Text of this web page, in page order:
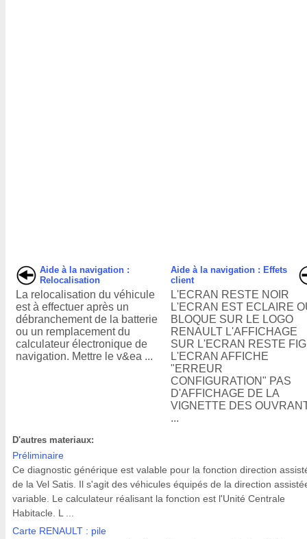
Aide à la navigation :
Relocalisation
La relocalisation du véhicule
est à effectuer après un
débranchement de la batterie
ou un remplacement du
calculateur électronique de
navigation. Mettre le v&ea ...
Aide à la navigation : Effets
client
L'ECRAN RESTE NOIR
L'ECRAN EST ECLAIRE
BLOQUE SUR LE LOGO
RENAULT L'AFFICHAGE
SUR L'ECRAN RESTE
L'ECRAN AFFICHE
"ERREUR
CONFIGURATION" PAS
D'AFFICHAGE DE LA
VIGNETTE DES
...
D'autres materiaux:
Préliminaire
Ce diagnostic générique est valable pour la fonction direction
de la Vel Satis. Il s'agit des véhicules équipés de la direction
variable. Le calculateur réalisant la fonction est l'Unité Centrale
Habitacle. L ...
Carte RENAULT : pile